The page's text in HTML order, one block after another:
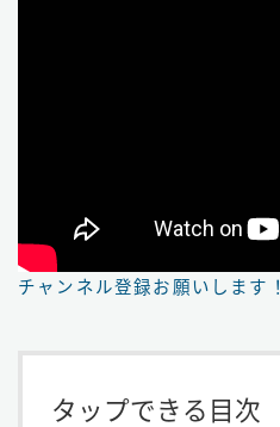
チャンネル登録お願いします！
タップできる目次